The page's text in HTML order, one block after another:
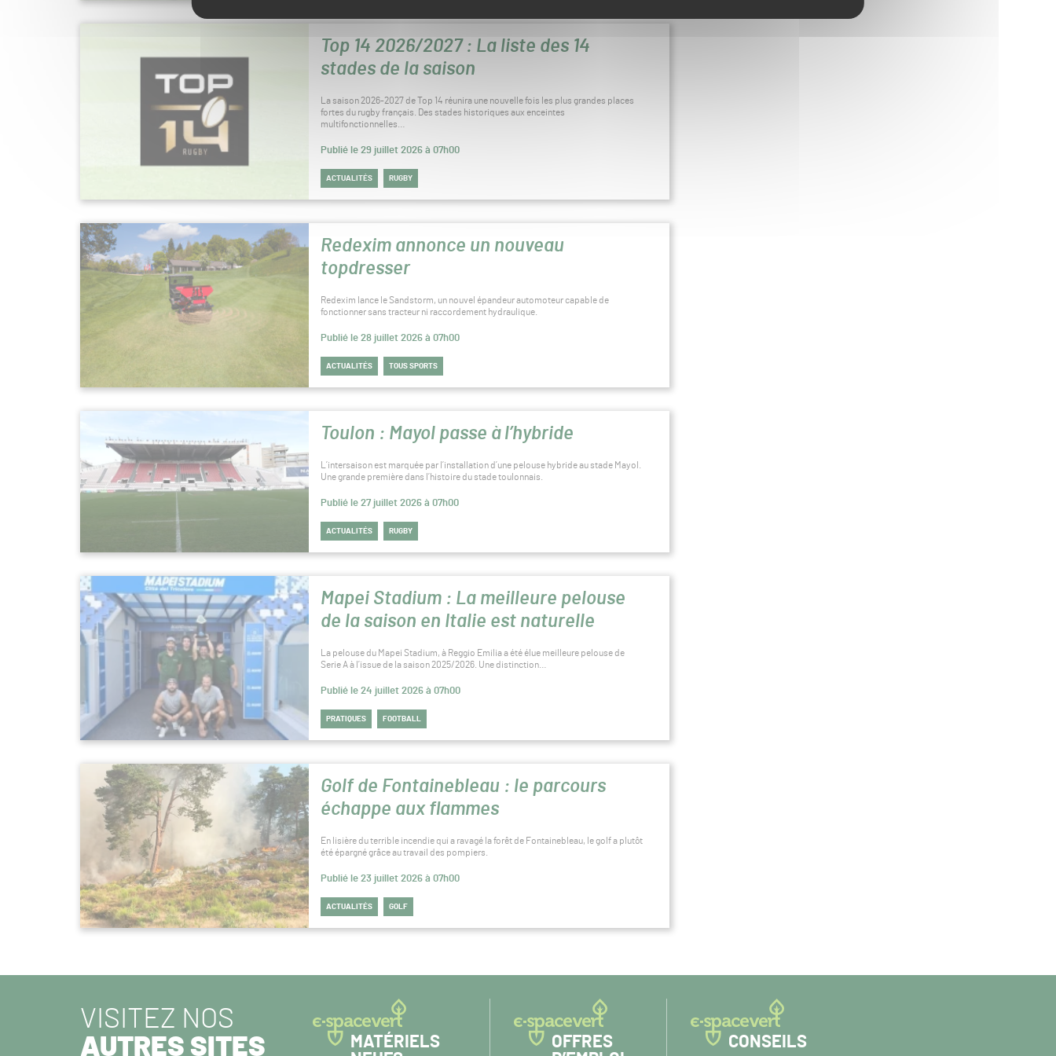
Top 14 2026/2027 : La liste des 14
stades de la saison
La saison 2026-2027 de Top 14 réunira une nouvelle fois les plus grandes places
fortes du rugby français. Des stades historiques aux enceintes
multifonctionnelles…
Publié le 29 juillet 2026 à 07h00
ACTUALITÉS RUGBY
Redexim annonce un nouveau
topdresser
Redexim lance le Sandstorm, un nouvel épandeur automoteur capable de
fonctionner sans tracteur ni raccordement hydraulique.
Publié le 28 juillet 2026 à 07h00
ACTUALITÉS TOUS SPORTS
Toulon : Mayol passe à l’hybride
L’intersaison est marquée par l’installation d’une pelouse hybride au stade Mayol.
Une grande première dans l’histoire du stade toulonnais.
Publié le 27 juillet 2026 à 07h00
ACTUALITÉS RUGBY
Mapei Stadium : La meilleure pelouse
de la saison en Italie est naturelle
La pelouse du Mapei Stadium, à Reggio Emilia a été élue meilleure pelouse de
Serie A à l’issue de la saison 2025/2026. Une distinction…
Publié le 24 juillet 2026 à 07h00
PRATIQUES FOOTBALL
Golf de Fontainebleau : le parcours
échappe aux flammes
En lisière du terrible incendie qui a ravagé la forêt de Fontainebleau, le golf a plutôt
été épargné grâce au travail des pompiers.
Publié le 23 juillet 2026 à 07h00
ACTUALITÉS GOLF
VISITEZ NOS
AUTRES SITES
MATÉRIELS
OFFRES
CONSEILS